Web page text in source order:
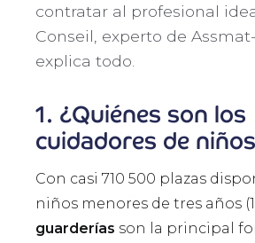
contratar al profesional
Conseil, experto de
explica todo.
1. ¿Quiénes son los
cuidadores de
Con casi 710 500 plazas
niños menores de tres años
guarderías son la principal